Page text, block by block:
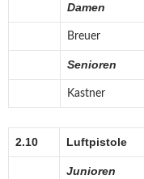
Damen
Breuer
Senioren
Kastner
2.10 Luftpistole
Junioren